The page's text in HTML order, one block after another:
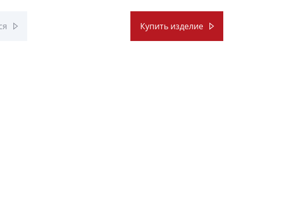
Купить изделие